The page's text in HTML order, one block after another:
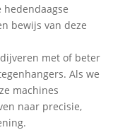
hedendaagse
bewijs van deze
met of beter
Als we
machines
naar precisie,